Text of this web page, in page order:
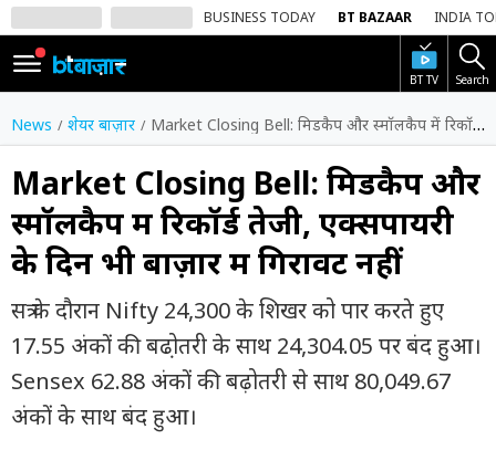
BUSINESS TODAY BT BAZAAR INDIA
BT TV Search
SIGN
IN
Dark
Mode
होम
शेयर
बाज़ार
वीडियो
ट्रेंडिंग
News शेयर बाज़ार Market Closing Bell: मिडकैप और स्मॉलकैप में रिकॉर्ड तेजी, एक्सपायरी के दिन भी बाज़ार में गिरावट नहीं
Market Closing Bell: मिडकैप और
स्मॉलकैप में रिकॉर्ड तेजी, एक्सपायरी
के दिन भी बाज़ार में गिरावट नहीं
सत्र के दौरान Nifty 24,300 के शिखर को पार करते हुए
17.55 अंकों की बढो़तरी के साथ 24,304.05 पर बंद हुआ।
Sensex 62.88 अंकों की बढ़ोतरी से साथ 80,049.67
अंकों के साथ बंद हुआ।